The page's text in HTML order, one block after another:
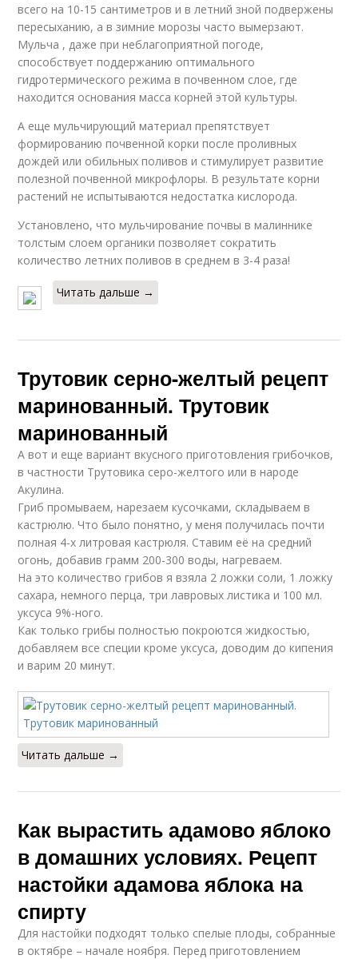
всего на 10-15 сантиметров и в летний зной подвержены
пересыханию, а в зимние морозы часто вымерзают.
Мульча , даже при неблагоприятной погоде,
способствует поддержанию оптимального
гидротермического режима в почвенном слое, где
находится основания масса корней этой культуры.
А еще мульчирующий материал препятствует
формированию почвенной корки после проливных
дождей или обильных поливов и стимулирует развитие
полезной почвенной микрофлоры. В результате корни
растений не испытываются недостатка кислорода.
Установлено, что мульчирование почвы в малиннике
толстым слоем органики позволяет сократить
количество летних поливов в среднем в 3-4 раза!
Читать дальше →
Трутовик серно-желтый рецепт
маринованный. Трутовик
маринованный
А вот и еще вариант вкусного приготовления грибочков,
в частности Трутовика серо-желтого или в народе
Акулина.
Гриб промываем, нарезаем кусочками, складываем в
кастрюлю. Что было понятно, у меня получилась почти
полная 4-х литровая кастрюля. Ставим её на средний
огонь, добавив грамм 200-300 воды, нагреваем.
На это количество грибов я взяла 2 ложки соли, 1 ложку
сахара, немного перца, три лавровых листика и 100 мл.
уксуса 9%-ного.
Как только грибы полностью покроются жидкостью,
добавляем все специи кроме уксуса, доводим до кипения
и варим 20 минут.
Читать дальше →
Как вырастить адамово яблоко
в домашних условиях. Рецепт
настойки адамова яблока на
спирту
Для настойки подходят только спелые плоды, собранные
в октябре – начале ноября. Перед приготовлением